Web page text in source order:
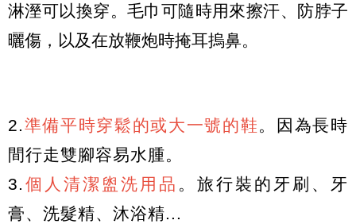
淋溼可以換穿。毛巾可隨時用來擦汗、防脖子
曬傷，以及在放鞭炮時掩耳摀鼻。
2.準備平時穿鬆的或大一號的鞋。 因為長時
間行走雙腳容易水腫。
3. 個人清潔盥洗用品 。旅行裝的牙刷、牙
膏、洗髮精、沐浴精...